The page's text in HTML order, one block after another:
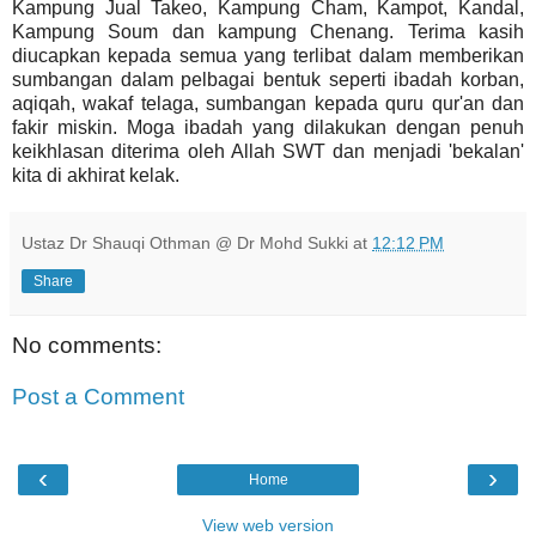
Kampung Jual Takeo, Kampung Cham, Kampot, Kandal,
Kampung Soum dan kampung Chenang. Terima kasih
diucapkan kepada semua yang terlibat dalam memberikan
sumbangan dalam pelbagai bentuk seperti ibadah korban,
aqiqah, wakaf telaga, sumbangan kepada quru qur'an dan
fakir miskin. Moga ibadah yang dilakukan dengan penuh
keikhlasan diterima oleh Allah SWT dan menjadi 'bekalan'
kita di akhirat kelak.
Ustaz Dr Shauqi Othman @ Dr Mohd Sukki at 12:12 PM
Share
No comments:
Post a Comment
‹ ›
Home
View web version